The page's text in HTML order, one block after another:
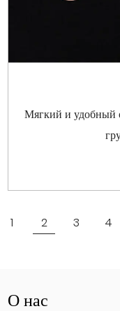
Мягкий и удобный
1
2 3 4
О нас